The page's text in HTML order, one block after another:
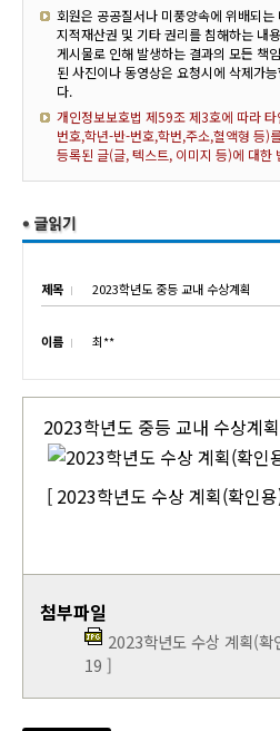
회원은 공공질서나 미풍양속에 위배되
지적재산권 및 기타 권리를 침해하는 내
게시물로 인해 발생하는 결과의 모든 책
된 사진이나 동영상은 요청시에 삭제가
다.
개인정보보호법 제59조 제3호에 따라
번호,학년-반-번호,학번,주소,혈액형 등)
등록된 글(글, 텍스트, 이미지 등)에 대한
제목 2023학년도 중등 교내 수상계획
이름 최**
2023학년도 중등 교내 수상계
[ 2023학년도 수상 계획(확인
첨부파일
2023학년도 수상 계획(
19 ]